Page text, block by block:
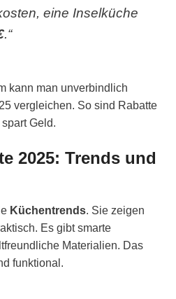
eine Inselküche
.“
kann man unverbindlich
vergleichen. So sind Rabatte
Geld.
2025: Trends und
Küchentrends. Sie zeigen
Es gibt smarte
Materialien. Das
funktional.